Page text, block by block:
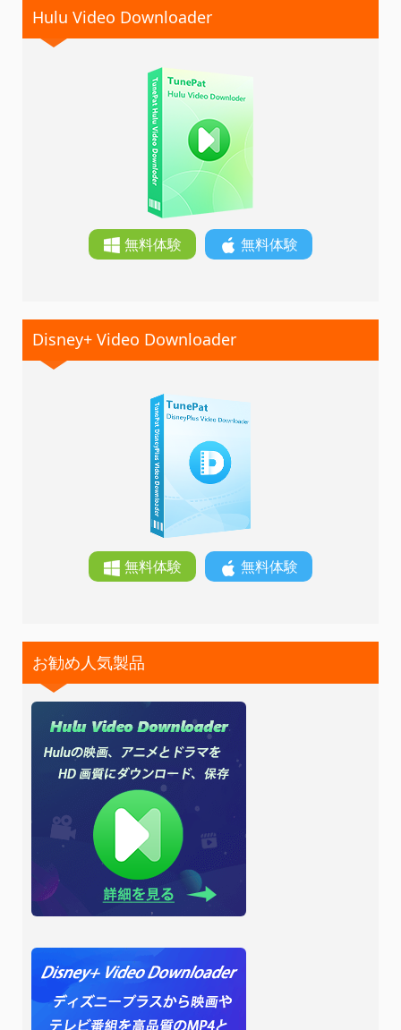
Hulu Video Downloader
無料体験 無料体験
Disney+ Video Downloader
無料体験 無料体験
お勧め人気製品